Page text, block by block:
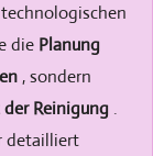
die Planung
, sondern
Reinigung .
detailliert